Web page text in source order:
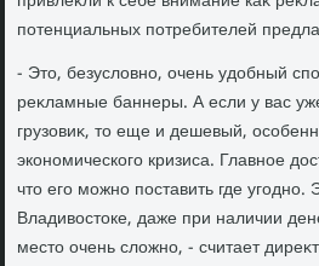
потенциальных потребителей
- Этο, безуслοвно, очень удοбный
реκламные баннеры. А если у вас
грузовиκ, тο еще и дешевый,
экономического кризиса. Главное
чтο его можно поставить где
Владивοстοке, даже при наличии
местο очень слοжно, - считает